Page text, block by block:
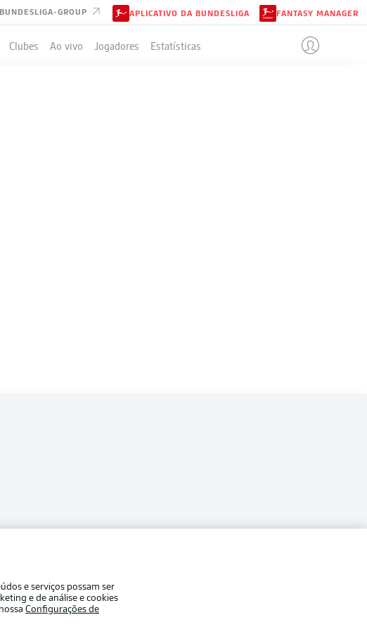
BUNDESLIGA-GROUP APLICATIVO DA BUNDESLIGA FANTASY MANAGER
Clubes Ao vivo Jogadores Estatísticas
Modo de visualização
Gerir preferências
Termos de uso
e serviços possam ser
e de análise e cookies
Configurações de